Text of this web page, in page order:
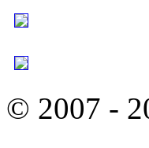
© 2007 -